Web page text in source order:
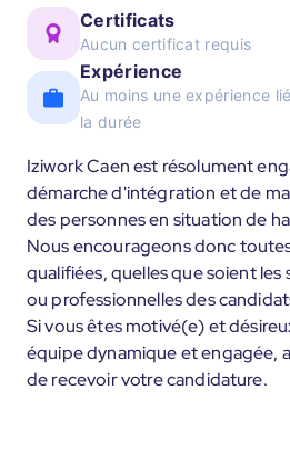
Certificats
Aucun certificat requis
Expérience
Au moins une expérience
la durée
Iziwork Caen est résolument
démarche d'intégration et de
des personnes en situation de
Nous encourageons donc
qualifiées, quelles que soient
ou professionnelles des
Si vous êtes motivé(e) et
équipe dynamique et engagée,
de recevoir votre candidature.